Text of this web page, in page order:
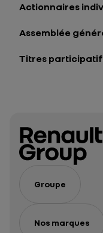
Actionnaires
Assemblée
Titres
Groupe
Nos marques